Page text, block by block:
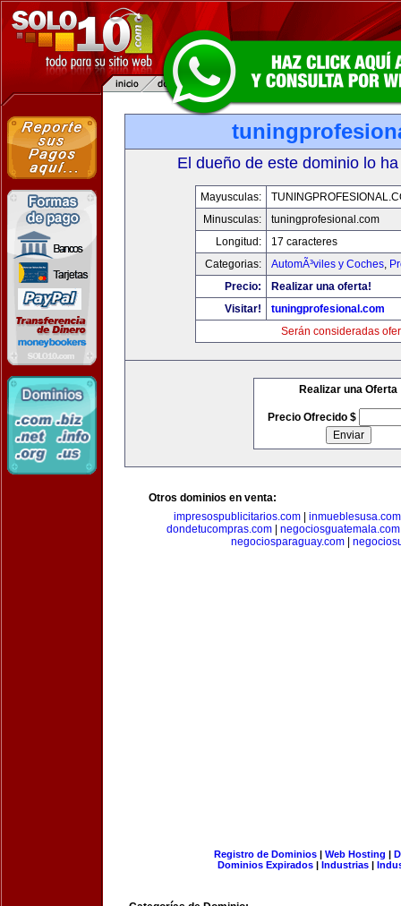
El dueño de este dominio lo
Mayusculas:
Minusculas:
tuningprofesional.com
Longitud:
17 caracteres
Categorias:
AutomÃ³viles y Coches,
Precio:
Realizar una oferta!
Visitar!
tuningprofesional.com
Serán consideradas
Realizar una Oferta
Precio Ofrecido $
Otros dominios en venta:
impresospublicitarios.com
inmueblesusa.com
dondetucompras.com| negociosguatemala.com
negociosparaguay.com
Registro de Dominios| Web Hosting |
Dominios Expirados | Industrias |